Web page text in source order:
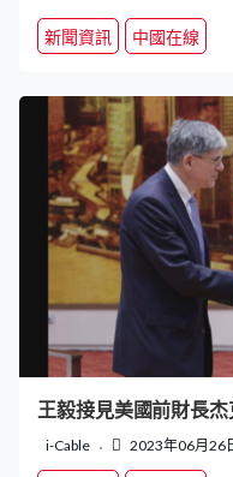
新聞資訊 中國在線
王毅接見美國前財長
i-Cable 2023年06月26